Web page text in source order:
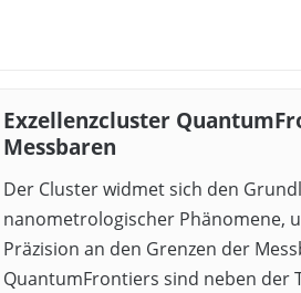
Exzellenzcluster
Messbaren
Der Cluster widmet sich den
nanometrologischer Phänomene,
Präzision an den Grenzen der
QuantumFrontiers sind neben der